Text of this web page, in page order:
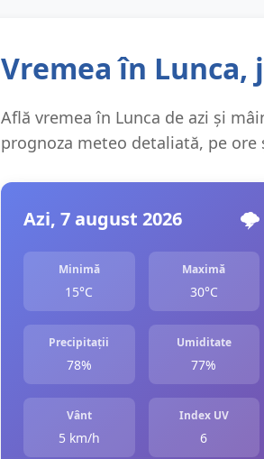
Vremea în
Află vremea în Lunca de azi și
prognoza meteo detaliată, pe ore
Azi, 7 august 2026 🌩️
Minimă
15°C
Maximă
30°C
Precipitații
78%
Umiditate
77%
Vânt
5 km/h
Index UV
6